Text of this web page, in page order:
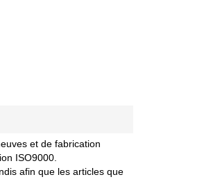
et de fabrication
ISO9000.
afin que les articles que